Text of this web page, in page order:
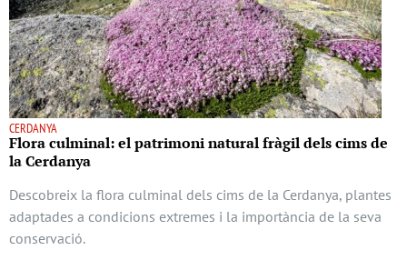
CERDANYA
Flora culminal: el patrimoni natural fràgil dels cims de
la Cerdanya
Descobreix la flora culminal dels cims de la Cerdanya, plantes
adaptades a condicions extremes i la importància de la seva
conservació.